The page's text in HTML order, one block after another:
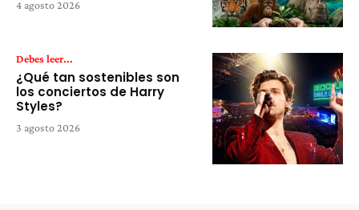
4 agosto 2026
Debes leer...
¿Qué tan sostenibles son
los conciertos de Harry
Styles?
3 agosto 2026